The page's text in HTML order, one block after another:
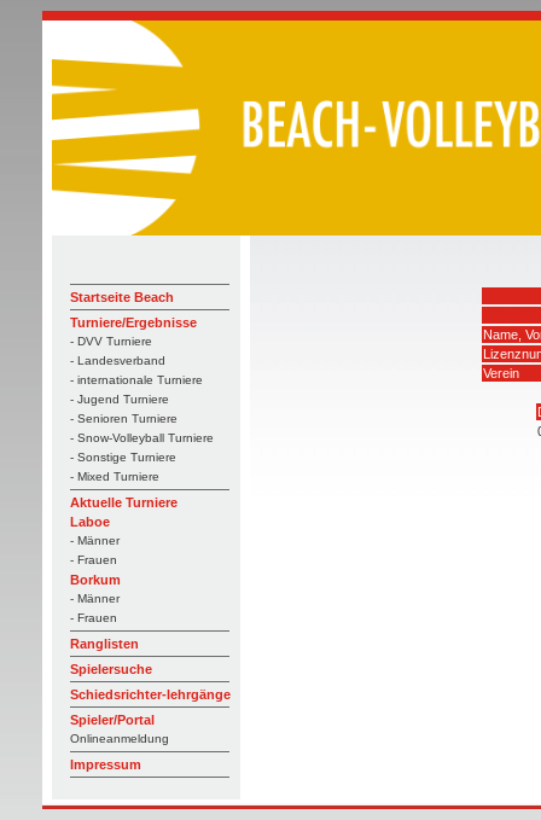
Startseite Beach
Turniere/Ergebnisse
- DVV Turniere
- Landesverband
- internationale Turniere
- Jugend Turniere
- Senioren Turniere
- Snow-Volleyball Turniere
- Sonstige Turniere
- Mixed Turniere
Aktuelle Turniere
Laboe
- Männer
- Frauen
Borkum
- Männer
- Frauen
Ranglisten
Spielersuche
Schiedsrichter-lehrgänge
Spieler/Portal
Onlineanmeldung
Impressum
Name,
Verein